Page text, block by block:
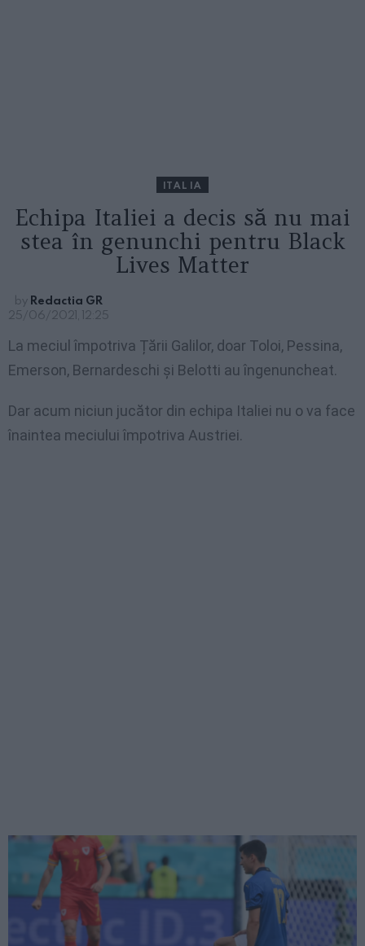
ITALIA
Echipa Italiei a decis să nu mai
stea în genunchi pentru Black
Lives Matter
by Redactia GR
25/06/2021, 12:25
La meciul împotriva Țării Galilor, doar Toloi, Pessina,
Emerson, Bernardeschi și Belotti au îngenuncheat.
Dar acum niciun jucător din echipa Italiei nu o va face
înaintea meciului împotriva Austriei.